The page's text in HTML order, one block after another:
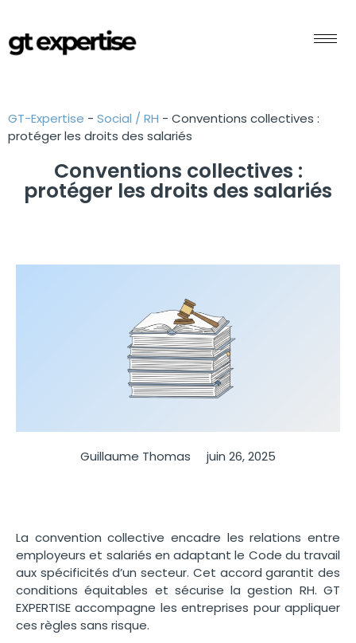
GT-Expertise - Social / RH - Conventions collectives :
protéger les droits des salariés
Conventions collectives :
protéger les droits des salariés
Guillaume Thomas juin 26, 2025
La convention collective encadre les relations entre
employeurs et salariés en adaptant le Code du travail
aux spécificités d’un secteur. Cet accord garantit des
conditions équitables et sécurise la gestion RH. GT
EXPERTISE accompagne les entreprises pour appliquer
ces règles sans risque.